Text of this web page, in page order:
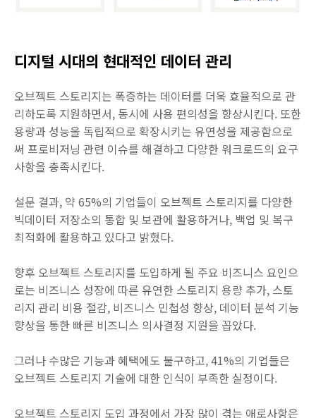
디지털 시대의 현대적인 데이터 관리
오브젝트 스토리지는 폭증하는 데이터를 더욱 효율적으로 관
리하도록 지원하면서, 동시에 사용 편의성을 향상시킨다. 또한
용량과 성능을 독립적으로 확장시키는 유연성을 제공함으로
써 프로비저닝 관련 이슈를 해결하고 다양한 워크로드의 요구
사항을 충족시킨다.
설문 결과, 약 65%의 기업들이 오브젝트 스토리지를 다양한
빅데이터 저장소의 통합 및 보관에 활용하거나, 백업 및 복구
최적화에 활용하고 있다고 밝혔다.
향후 오브젝트 스토리지를 도입하게 될 주요 비즈니스 요인으
로는 비즈니스 성장에 따른 유연한 스토리지 용량 추가, 스토
리지 관리 비용 절감, 비즈니스 민첩성 향상, 데이터 분석 기능
향상을 통한 빠른 비즈니스 의사결정 지원을 꼽았다.
그러나 수많은 기능과 혜택에도 불구하고, 41%의 기업들은
오브젝트 스토리지 기술에 대한 인식이 부족한 실정이다.
오브젝트 스토리지 도입 과정에서 가장 많이 겪는 애로사항은